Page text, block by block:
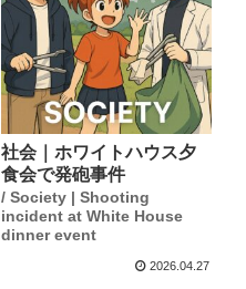
社会｜ホワイトハウス夕
食会で発砲事件
/ Society | Shooting
incident at White House
dinner event
2026.04.27